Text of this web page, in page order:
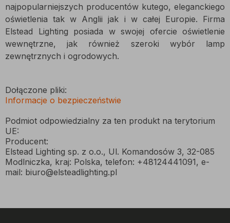
najpopularniejszych producentów kutego, eleganckiego
oświetlenia tak w Anglii jak i w całej Europie. Firma
Elstead Lighting posiada w swojej ofercie oświetlenie
wewnętrzne, jak również szeroki wybór lamp
zewnętrznych i ogrodowych.
Dołączone pliki:
Informacje o bezpieczeństwie
Podmiot odpowiedzialny za ten produkt na terytorium
UE:
Producent:
Elstead Lighting sp. z o.o., Ul. Komandosów 3, 32-085
Modlniczka, kraj: Polska, telefon: +48124441091, e-
mail: biuro@elsteadlighting.pl